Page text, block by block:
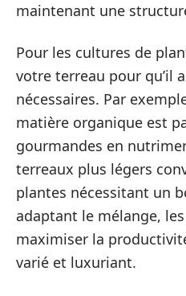
maintenant une
Pour les cultures de
votre terreau pour qu’il
nécessaires. Par
matière organique est
gourmandes en
terreaux plus légers
plantes nécessitant un
adaptant le mélange,
maximiser la
varié et luxuriant.